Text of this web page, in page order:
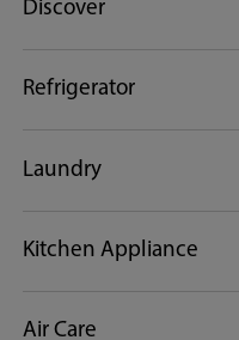
Discover
Refrigerator
Laundry
Kitchen Appliance
Air Care